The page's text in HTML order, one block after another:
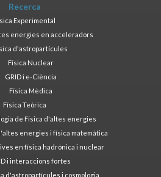
Recerca
Experimental
energies en acceleradors
d'astropartícules
Física Nuclear
GRID i e-Ciència
Física Mèdica
Física Teòrica
de Física d'altes energies
energies i física matemàtica
en física hadrònica i nuclear
i interaccions fortes
d'astropartícules i cosmologia